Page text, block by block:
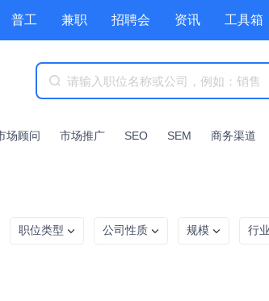
普工 兼职 招聘会 资讯 工具箱
场顾问 市场推广 SEO SEM 商务渠道
职位类型 公司性质 规模 行